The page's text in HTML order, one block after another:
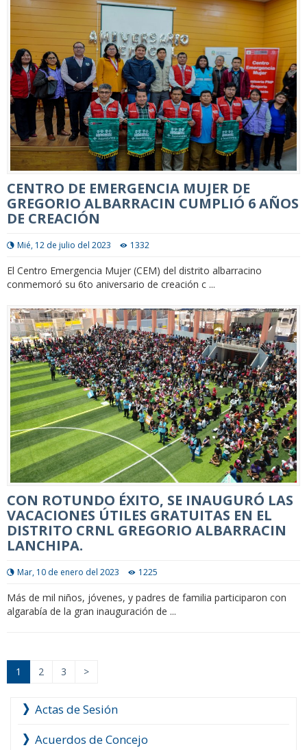
CENTRO DE EMERGENCIA MUJER DE
GREGORIO ALBARRACIN CUMPLIÓ 6 AÑOS
DE CREACIÓN
Mié, 12 de julio del 2023 1332
El Centro Emergencia Mujer (CEM) del distrito albarracino
conmemoró su 6to aniversario de creación c ...
CON ROTUNDO ÉXITO, SE INAUGURÓ LAS
VACACIONES ÚTILES GRATUITAS EN EL
DISTRITO CRNL GREGORIO ALBARRACIN
LANCHIPA.
Mar, 10 de enero del 2023 1225
Más de mil niños, jóvenes, y padres de familia participaron con
algarabía de la gran inauguración de ...
1 2 3 >
Actas de Sesión
Acuerdos de Concejo